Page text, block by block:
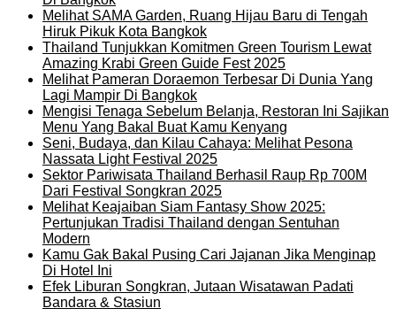
Melihat SAMA Garden, Ruang Hijau Baru di Tengah
Hiruk Pikuk Kota Bangkok
Thailand Tunjukkan Komitmen Green Tourism Lewat
Amazing Krabi Green Guide Fest 2025
Melihat Pameran Doraemon Terbesar Di Dunia Yang
Lagi Mampir Di Bangkok
Mengisi Tenaga Sebelum Belanja, Restoran Ini Sajikan
Menu Yang Bakal Buat Kamu Kenyang
Seni, Budaya, dan Kilau Cahaya: Melihat Pesona
Nassata Light Festival 2025
Sektor Pariwisata Thailand Berhasil Raup Rp 700M
Dari Festival Songkran 2025
Melihat Keajaiban Siam Fantasy Show 2025:
Pertunjukan Tradisi Thailand dengan Sentuhan
Modern
Kamu Gak Bakal Pusing Cari Jajanan Jika Menginap
Di Hotel Ini
Efek Liburan Songkran, Jutaan Wisatawan Padati
Bandara & Stasiun